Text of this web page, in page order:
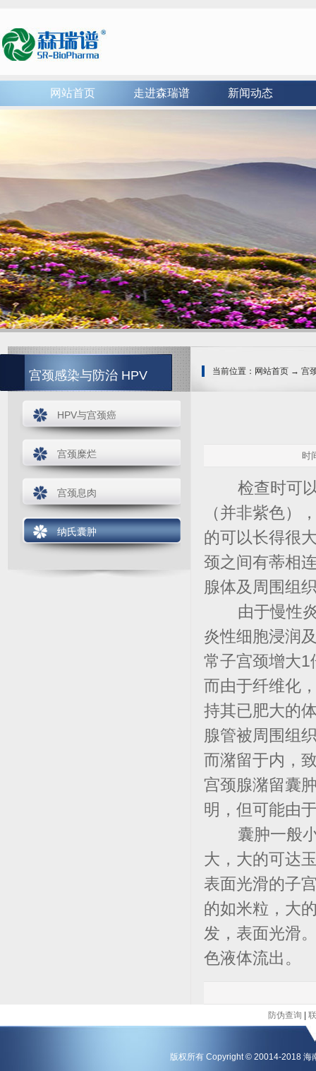
网站首页 走进森瑞谱 新闻动态
宫颈感染与防治 HPV
http://www.srpbp.com
HPV与宫颈癌
宫颈糜烂
宫颈息肉
纳氏囊肿
当前位置：网站首页 → 宫
时
检查时可以
（并非紫色）
的可以长得很
颈之间有蒂相
腺体及周围组
由于慢性炎
炎性细胞浸润
常子宫颈增大1
而由于纤维化
持其已肥大的
腺管被周围组
而潴留于内，
宫颈腺潴留囊
明，但可能由
囊肿一般小
大，大的可达
表面光滑的子
的如米粒，大
发，表面光滑
色液体流出。
防伪查询
版权所有 Copyright © 20014-2018 海